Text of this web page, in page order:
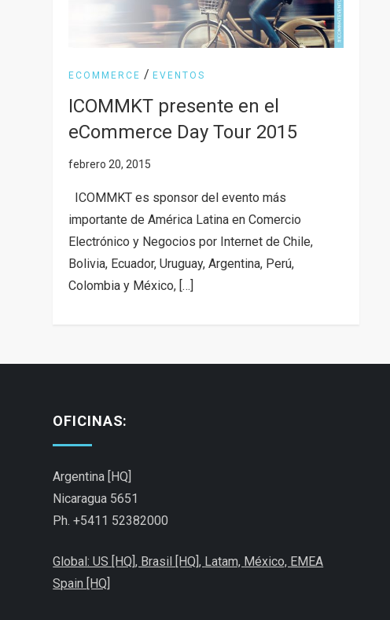
ECOMMERCE / EVENTOS
ICOMMKT presente en el
eCommerce Day Tour 2015
ICOMMKT es sponsor del evento más
importante de América Latina en Comercio
Electrónico y Negocios por Internet de Chile,
Bolivia, Ecuador, Uruguay, Argentina, Perú,
Colombia y México, […]
OFICINAS:
Argentina [HQ]
Nicaragua 5651
Ph. +5411 52382000
Global: US [HQ], Brasil [HQ], Latam, México, EMEA
Spain [HQ]